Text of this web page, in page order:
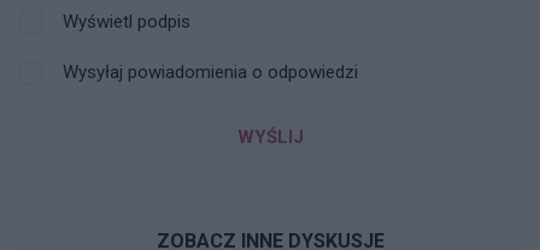
Wyświetl podpis
Wysyłaj powiadomienia o odpowiedzi
WYŚLIJ
ZOBACZ INNE DYSKUSJE